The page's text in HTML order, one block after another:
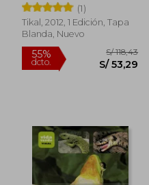
(1)
Tikal, 2012, 1 Edición, Tapa
Blanda, Nuevo
S/ 118,43